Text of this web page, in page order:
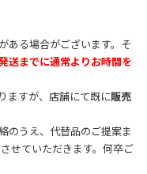
ある場合がございます。そ
送までに通常よりお時間を
ますが、店舗にて既に販売
のうえ、代替品のご提案ま
せていただきます。何卒ご